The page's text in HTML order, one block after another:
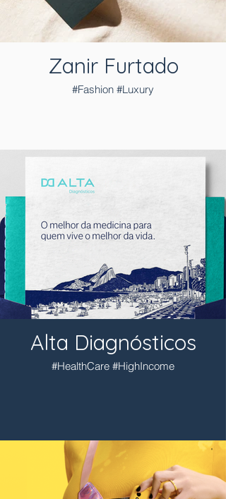
Zanir Furtado
#Fashion #Luxury
Alta Diagnósticos
#HealthCare #HighIncome